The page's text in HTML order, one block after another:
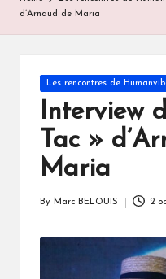
d’Arnaud de Maria
Posted
in
Les rencontres de
Interview
Tac »
Maria
By Marc BELOUIS 2